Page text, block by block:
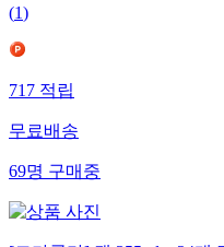
(1)
717적립
무료배송
69명구매중